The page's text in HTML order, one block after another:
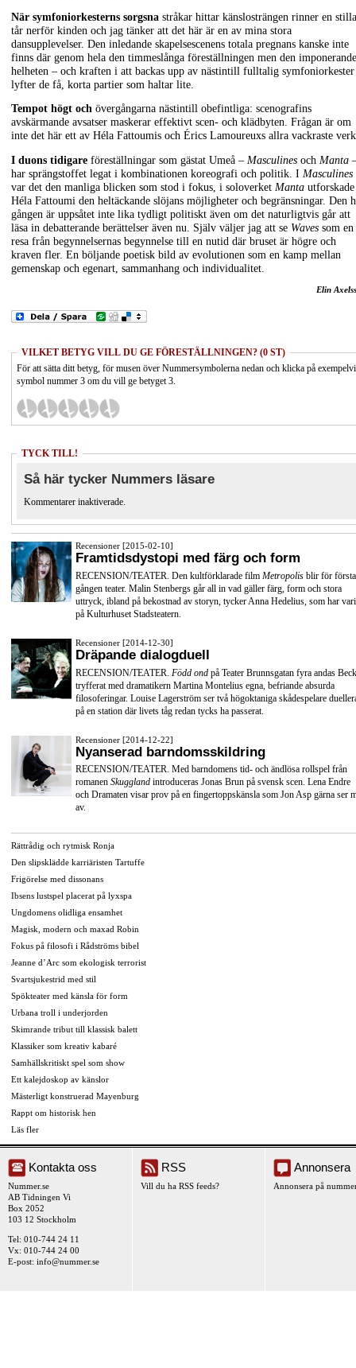
När symfoniorkesterns sorgsna stråkar hittar känslosträngen rinner en stilla
tår nerför kinden och jag tänker att det här är en av mina stora
dansupplevelser. Den inledande skapelsescenens totala pregnans kanske inte
finns där genom hela den timmeslånga föreställningen men den imponerande
helheten – och kraften i att backas upp av nästintill fulltalig
lyfter de få, korta partier som haltar lite.
Tempot högt och övergångarna nästintill obefintliga: scenografins
avskärmande avsatser maskerar effektivt scen- och klädbyten. Frågan är om
inte det här ett av Héla Fattoumis och Érics Lamoureuxs allra vackraste
I duons tidigare föreställningar som gästat Umeå – Masculines och Manta
har sprängstoffet legat i kombinationen koreografi och politik. I Masculines
var det den manliga blicken som stod i fokus, i soloverket Manta utforskade
Héla Fattoumi den heltäckande slöjans möjligheter och begränsningar. Den
gången är uppsåtet inte lika tydligt politiskt även om det naturligtvis går att
läsa in debatterande berättelser även nu. Själv väljer jag att se Waves som en
resa från begynnelsernas begynnelse till en nutid där bruset är högre och
kraven fler. En böljande poetisk bild av evolutionen som en kamp mellan
gemenskap och egenart, sammanhang och individualitet.
Elin
VILKET BETYG VILL DU GE FÖRESTÄLLNINGEN? (0 ST)
För att sätta ditt betyg, för musen över Nummersymbolerna nedan och klicka på
symbol nummer 3 om du vill ge betyget 3.
TYCK TILL!
Så här tycker Nummers läsare
Kommentarer inaktiverade.
Recensioner [2015-02-10]
Framtidsdystopi med färg och form
RECENSION/TEATER. Den kultförklarade film Metropolis blir för första
gången teater. Malin Stenbergs går all in vad gäller färg, form och stora
uttryck, ibland på bekostnad av storyn, tycker Anna Hedelius, som har
på Kulturhuset Stadsteatern.
Recensioner [2014-12-30]
Dräpande dialogduell
RECENSION/TEATER. Född ond på Teater Brunnsgatan fyra andas
tryfferat med dramatikern Martina Montelius egna, befriande absurda
filosoferingar. Louise Lagerström ser två högoktaniga skådespelare
på en station där livets tåg redan tycks ha passerat.
Recensioner [2014-12-22]
Nyanserad barndomsskildring
RECENSION/TEATER. Med barndomens tid- och ändlösa rollspel från
romanen Skuggland introduceras Jonas Brun på svensk scen. Lena Endre
och Dramaten visar prov på en fingertoppskänsla som Jon Asp gärna ser
av.
Rättrådig och rytmisk Ronja
Den slipsklädde karriäristen Tartuffe
Frigörelse med dissonans
Ibsens lustspel placerat på lyxspa
Ungdomens olidliga ensamhet
Magisk, modern och maxad Robin
Fokus på filosofi i Rådströms bibel
Jeanne d’Arc som ekologisk terrorist
Svartsjukestrid med stil
Spökteater med känsla för form
Urbana troll i underjorden
Skimrande tribut till klassisk balett
Klassiker som kreativ kabaré
Samhällskritiskt spel som show
Ett kalejdoskop av känslor
Mästerligt konstruerad Mayenburg
Rappt om historisk hen
Läs fler
Kontakta oss
Nummer.se
AB Tidningen Vi
Box 2052
103 12 Stockholm
Tel: 010-744 24 11
Vx: 010-744 24 00
E-post: info@nummer.se
RSS
Vill du ha RSS feeds?
Annonsera
Annonsera på